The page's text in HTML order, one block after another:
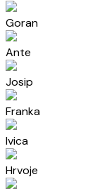
Goran
Ante
Josip
Franka
Ivica
Hrvoje